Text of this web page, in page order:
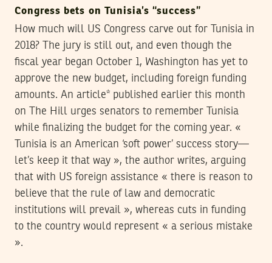
Congress bets on Tunisia’s “success”
How much will US Congress carve out for Tunisia in
2018? The jury is still out, and even though the
fiscal year began October 1, Washington has yet to
approve the new budget, including foreign funding
amounts. An article* published earlier this month
on The Hill urges senators to remember Tunisia
while finalizing the budget for the coming year. «
Tunisia is an American ‘soft power’ success story—
let’s keep it that way », the author writes, arguing
that with US foreign assistance « there is reason to
believe that the rule of law and democratic
institutions will prevail », whereas cuts in funding
to the country would represent « a serious mistake
».